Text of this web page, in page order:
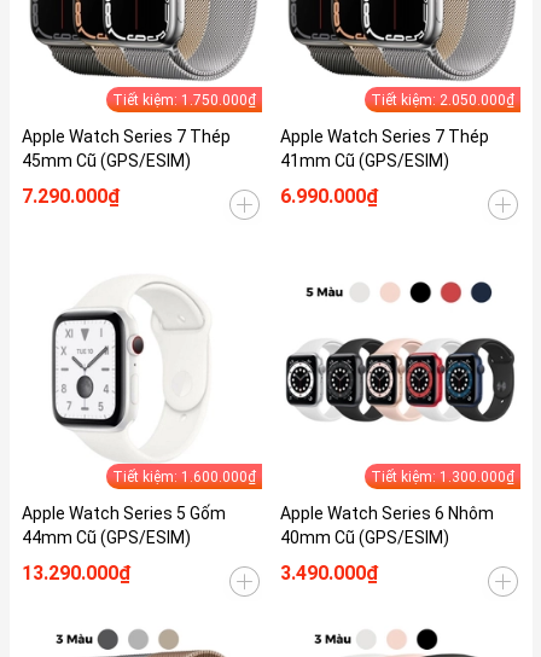
Tiết kiệm: 1.750.000₫
Apple Watch Series 7 Thép
45mm Cũ (GPS/ESIM)
7.290.000₫
Tiết kiệm: 2.050.000₫
Apple Watch Series 7 Thép
41mm Cũ (GPS/ESIM)
6.990.000₫
Tiết kiệm: 1.600.000₫
Apple Watch Series 5 Gốm
44mm Cũ (GPS/ESIM)
13.290.000₫
Tiết kiệm: 1.300.000₫
Apple Watch Series 6 Nhôm
40mm Cũ (GPS/ESIM)
3.490.000₫